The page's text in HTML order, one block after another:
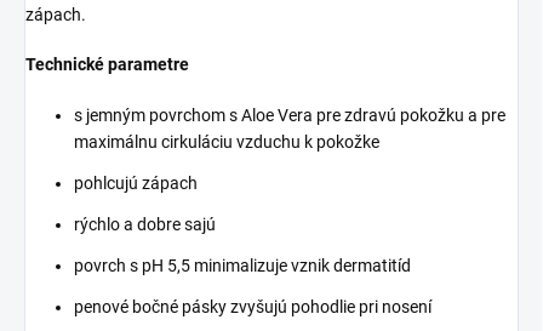
zápach.
Technické parametre
s jemným povrchom s Aloe Vera pre zdravú pokožku a pre
maximálnu cirkuláciu vzduchu k pokožke
pohlcujú zápach
rýchlo a dobre sajú
povrch s pH 5,5 minimalizuje vznik dermatitíd
penové bočné pásky zvyšujú pohodlie pri nosení